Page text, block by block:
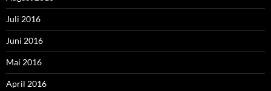
Juli 2016
Juni 2016
Mai 2016
April 2016